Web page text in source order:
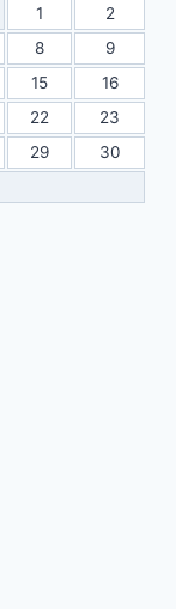
1
2
8
9
15
16
22
23
29
30